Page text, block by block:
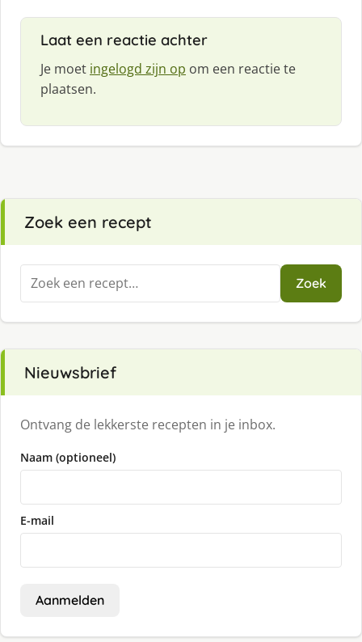
Laat een reactie achter
Je moet ingelogd zijn op om een reactie te
plaatsen.
Zoek een recept
Zoeken
naar:
Zoek
Nieuwsbrief
Ontvang de lekkerste recepten in je inbox.
Naam (optioneel)
E-mail
Aanmelden